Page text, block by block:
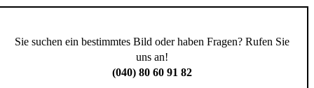
Sie suchen ein bestimmtes Bild oder haben Fragen? Rufen Sie
uns an!
(040) 80 60 91 82